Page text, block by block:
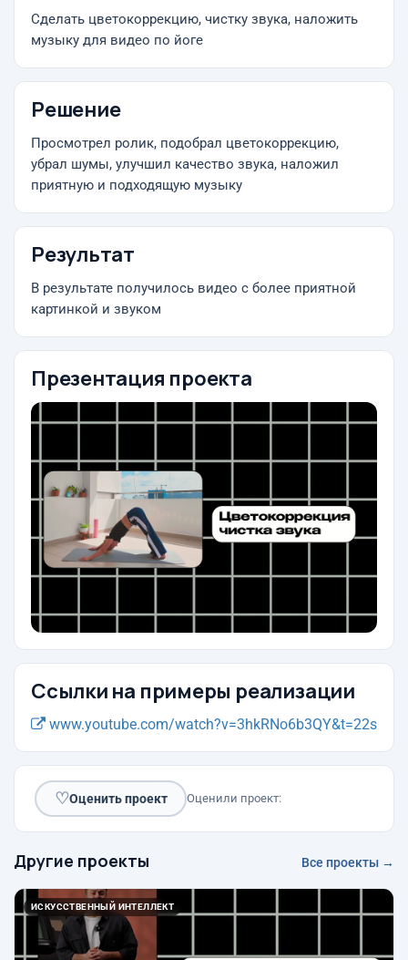
Сделать цветокоррекцию, чистку звука, наложить
музыку для видео по йоге
Решение
Просмотрел ролик, подобрал цветокоррекцию,
убрал шумы, улучшил качество звука, наложил
приятную и подходящую музыку
Результат
В результате получилось видео с более приятной
картинкой и звуком
Презентация проекта
Ссылки на примеры реализации
www.youtube.com/watch?v=3hkRNo6b3QY&t=22s
♡Оценить проект Оценили проект:
Другие проекты Все проекты →
ИСКУССТВЕННЫЙ ИНТЕЛЛЕКТ